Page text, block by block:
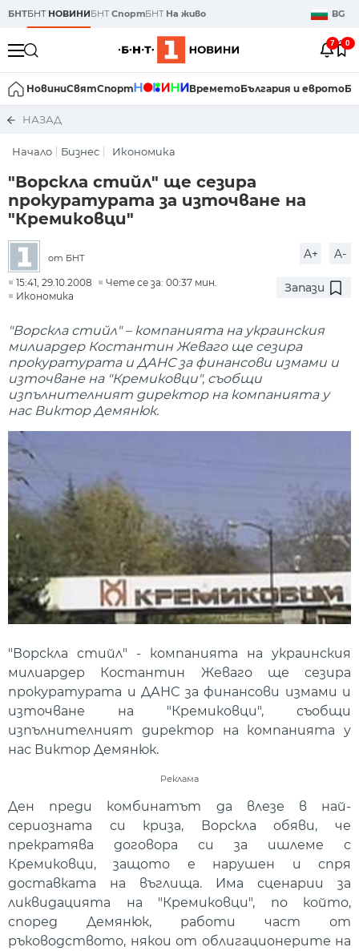
БНТБНТ НОВИНИБНТСпортБНТ На живо BG
7 0
НовиниСвятСпорт ВреметоБългария и еврото
НАЗАД
Начало Бизнес Икономика
"Ворскла стийл" ще сезира
прокуратурата за източване на
"Кремиковци"
от БНТ A+ A-
15:41, 29.10.2008
Чете се за: 00:37 мин.
Икономика
Запази
"Ворскла стийл" – компанията на украинския
милиардер Костантин Жеваго ще сезира
прокуратурата и ДАНС за финансови измами и
източване на "Кремиковци", съобщи
изпълнителният директор на компанията у
нас Виктор Демянюк.
"Ворскла стийл" - компанията на украинския
милиардер Костантин Жеваго ще сезира
прокуратурата и ДАНС за финансови измами и
източване на "Кремиковци", съобщи
изпълнителният директор на компанията у
нас Виктор Демянюк.
Реклама
Ден преди комбинатът да влезе в най-
сериозната си криза, Ворскла обяви, че
прекратява договора си за ишлеме с
Кремиковци, защото е нарушен и спря
доставката на въглища. Има сценарии за
ликвидацията на "Кремиковци", по който,
според Демянюк, работи част от
ръководството, някои от облигационерите на